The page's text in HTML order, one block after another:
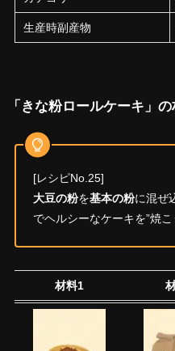
生産時副産物
「きな粉ロールケーキ」
[レシピNo.25]
大豆の粉を基本の粉に混ぜ
でヘルシーなケーキを”焼こ
材料1